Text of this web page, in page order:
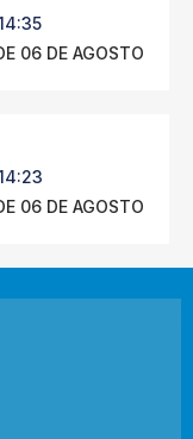
06 DE AGOSTO
06 DE AGOSTO